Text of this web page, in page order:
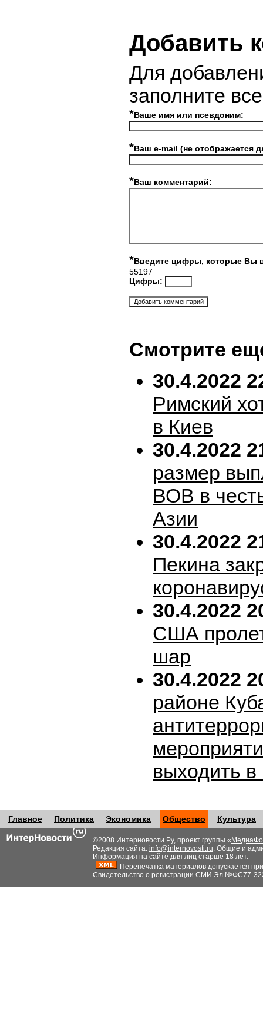
Добавить
Для
заполните
*Ваше имя или псевдоним:
*Ваш e-mail (не отображается
*Ваш комментарий:
*Введите цифры, которые Вы
55197
Цифры:
Смотрите
30.4.2022
Римский
в Киев
30.4.2022
размер
ВОВ в
Азии
30.4.2022
Пекина
30.4.2022
США
шар
30.4.2022
районе
выходить
Главное Политика Экономика Общество Культура
©2008 Интерновости.Ру, проект группы «
Редакция сайта: info@internovosti.ru. Общие и
Информация на сайте для лиц старше 18 лет.
Перепечатка материалов допускается
Свидетельство о регистрации СМИ Эл №ФС77-